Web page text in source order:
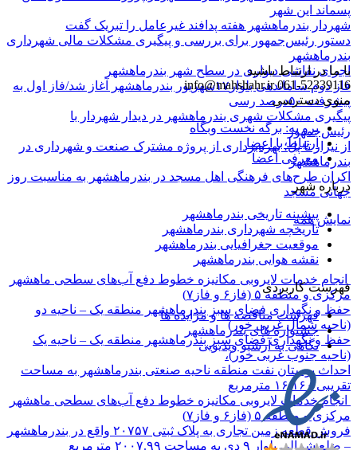
پسماند این شهر
شهردار بندرماهشهر هفته پدافند غیرعامل را تبریک گفت
دستور رئیس‌جمهور برای بررسی و پیگیری مشکلات مالی شهرداری
بندرماهشهر
اجرای نقاشی دیواری در سطح شهر بندرماهشهر
فاز دوم ساماندهی بلوار۱۷شهریور بندرماهشهر آغاز شد/فاز اول به
پیشرفت ۵۰درصد رسی
پیگیری مشکلات شهری بندرماهشهر در دیدار شهردار با
رئیس‌جمهور
از نیزار تا پل؛ بهره‌برداری از پروژه مشترک صنعت و شهرداری در
بندرماهشهر
اکران طرح‌های فرهنگی اهل مسجد در بندرماهشهر به مناسبت روز
جهانی مسجد
نمایش همه
انجام خدمات لایروبی مکانیزه خطوط دفع آب‌های سطحی ماهشهر
مرکزی و منطقه ۵ (فاز۶ و فاز۷)
حفظ و نگهداری فضای سبز بندرماهشهر منطقه یک – ناحیه دو
(ناحیه شمال غربی خور)
حفظ و نگهداری فضای سبز بندرماهشهر منطقه یک – ناحیه یک
(ناحیه جنوب غربی خور)،
احداث بوستان نفت منطقه ناحیه صنعتی بندرماهشهر به مساحت
تقریبی ۱۶.۱۶۰ مترمربع
انجام خدمات لایروبی مکانیزه خطوط دفع آب‌های سطحی ماهشهر
مرکزی و منطقه ۵ (فاز۶ و فاز۷)
فروش قطعه زمین تجاری به پلاک ثبتی ۲۰۷۵۷ واقع در بندرماهشهر
– ضلع شمالی بلوار ۹ دی به مساحت ۲۰۰۷.۹۹ مترمربع
با ما در ارتباط باشید
061-52339116
info@mahshahr.ir
منوی دسترسی
برو به: برگه نخست وبگاه
ارتباط با اعضا
معرفی اعضا
درباره شهر
پیشینه تاریخی بندرماهشهر
تاریخچه شهرداری بندرماهشهر
موقعیت جغرافیایی بندرماهشهر
نقشه هوایی بندرماهشهر
فهرست کاربردی
فهرست مناقصه ها و مزایده ها
جشنواره های بندرماهشهر
نگاهی به آرشیو ویدیویی